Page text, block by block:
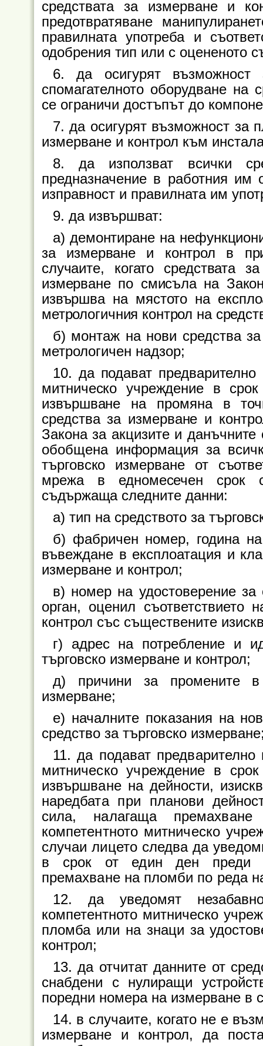
средствата за измерване и
предотвратяване
правилната употреба и
одобрения тип или с оцененото
6. да осигурят
спомагателното оборудване на
се ограничи достъпът до
7. да осигурят възможност за
измерване и контрол към
8. да използват всички
предназначение в работния им
изправност и правилната им
9. да извършват:
а) демонтиране на
за измерване и контрол в
случаите, когато средствата
измерване по смисъла на
извършва на мястото на
метрологичния контрол на
б) монтаж на нови средства
метрологичен надзор;
10. да подават
митническо учреждение в
извършване на промяна в
средства за измерване и
Закона за акцизите и
обобщена информация за
търговско измерване от
мрежа в едномесечен срок
съдържаща следните данни:
а) тип на средството за
б) фабричен номер, година на
въвеждане в експлоатация и
измерване и контрол;
в) номер на удостоверение
орган, оценил съответствието
контрол със съществените
г) адрес на потребление и
търговско измерване и контрол;
д) причини за промените в
измерване;
е) началните показания на
средство за търговско
11. да подават
митническо учреждение в
извършване на дейности,
наредбата при планови
сила, налагаща
компетентното митническо
случаи лицето следва да
в срок от един ден преди
премахване на пломби по реда
12. да уведомят
компетентното митническо
пломба или на знаци за
контрол;
13. да отчитат данните от
снабдени с нулиращи
поредни номера на измерване в
14. в случаите, когато не е
измерване и контрол, да